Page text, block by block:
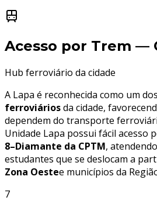
Acesso por Trem —
Hub ferroviário da cidade
A Lapa é reconhecida como um
ferroviáriosda cidade,
dependem do transporte
Unidade Lapa possui fácil acesso
8–Diamante da CPTM,
estudantes que se deslocam a
Zona Oestee municípios da
7